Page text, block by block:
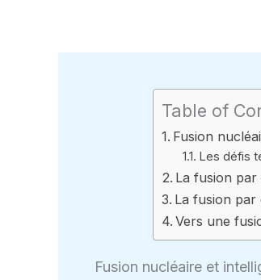
Table of
Fusion
Les défis
La fusion par
La fusion par
Vers une
Fusion nucléaire et